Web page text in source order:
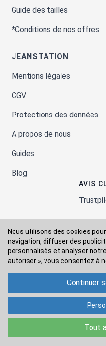
Nous utilisons des cookies
navigation, diffuser des
personnalisés et analyser
autoriser », vous consentez à
Tout
Continuer
Guide des tailles
*Conditions de nos offres
JEANSTATION
Mentions légales
CGV
Protections des données
A propos de nous
Guides
Blog
AVIS
Moyens
Modes